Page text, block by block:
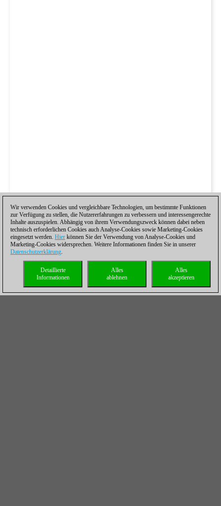
Wir verwenden Cookies und vergleichbare Technologien, um bestimmte Funktionen
zur Verfügung zu stellen, die Nutzererfahrungen zu verbessern und interessengerechte
Inhalte auszuspielen. Abhängig von ihrem Verwendungszweck können dabei neben
technisch erforderlichen Cookies auch Analyse-Cookies sowie Marketing-Cookies
eingesetzt werden. Hier können Sie der Verwendung von Analyse-Cookies und
Marketing-Cookies widersprechen. Weitere Informationen finden Sie in unserer
Datenschutzerklärung.
Alles
akzeptieren
Alles
ablehnen
Detaillierte
Informationen